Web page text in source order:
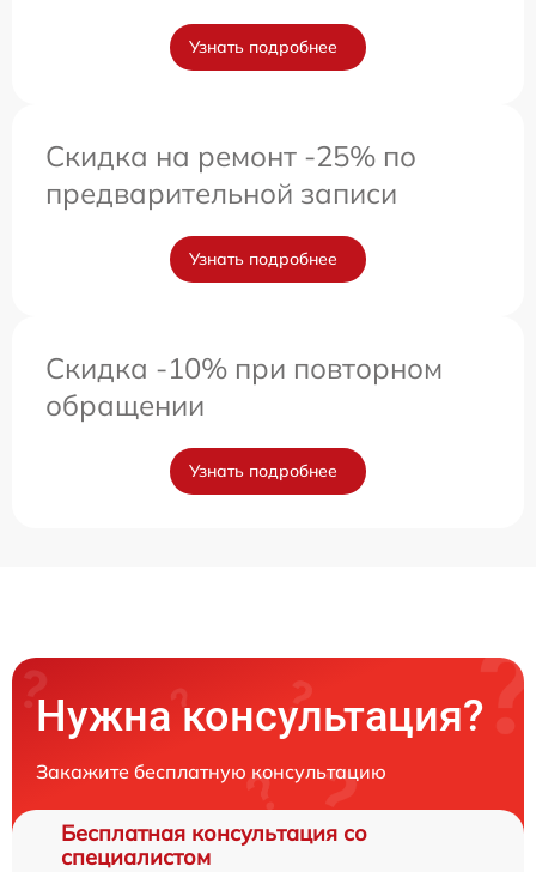
Узнать подробнее
Скидка на ремонт -25% по
предварительной записи
Узнать подробнее
Скидка -10% при повторном
обращении
Узнать подробнее
Нужна консультация?
Закажите бесплатную консультацию
Бесплатная консультация со
специалистом